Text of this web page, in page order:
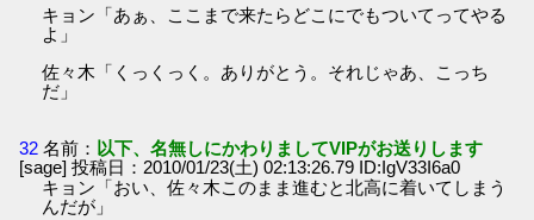
キョン「あぁ、ここまで来たらどこにでもついてってやる
よ」
佐々木「くっくっく。ありがとう。それじゃあ、こっち
だ」
32 名前： 以下、名無しにかわりましてVIPがお送りします
[sage] 投稿日：2010/01/23(土) 02:13:26.79 ID:IgV33I6a0
キョン「おい、佐々木このまま進むと北高に着いてしまう
んだが」